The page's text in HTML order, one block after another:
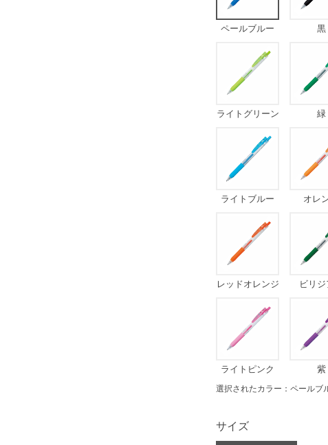
ペールブルー 黒
ライトグリーン 緑
ライトブルー オレ
レッドオレンジ ビリ
ライトピンク 紫
選択されたカラー：ペールブ
サイズ